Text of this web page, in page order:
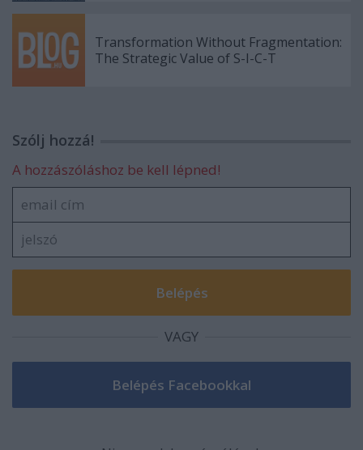
Transformation Without Fragmentation:
The Strategic Value of S-I-C-T
Szólj hozzá!
A hozzászóláshoz be kell lépned!
VAGY